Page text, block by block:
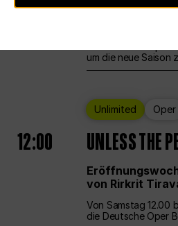
12:00
um die neue Saison
Unlimited Oper
12:00 UNLESS THE
von Rirkrit
Von Samstag 12.00
die Deutsche Oper